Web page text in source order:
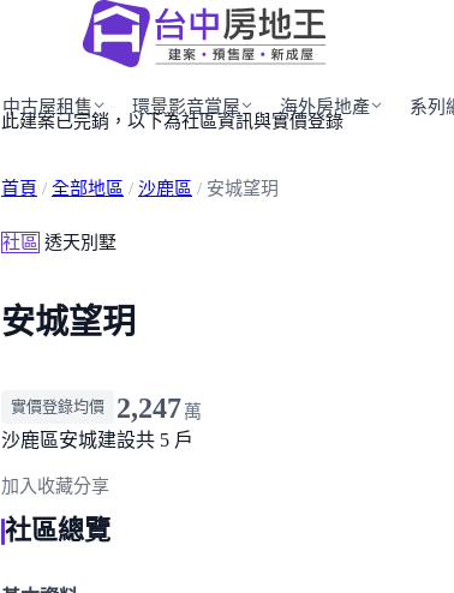
中古屋租售 環景影音賞屋 海外房地產 系列
此建案已完銷，以下為社區資訊與實價登錄
首頁 / 全部地區 / 沙鹿區 / 安城望玥
社區 透天別墅
安城望玥
實價登錄均價 2,247萬
沙鹿區安城建設共 5 戶
加入收藏分享
社區總覽